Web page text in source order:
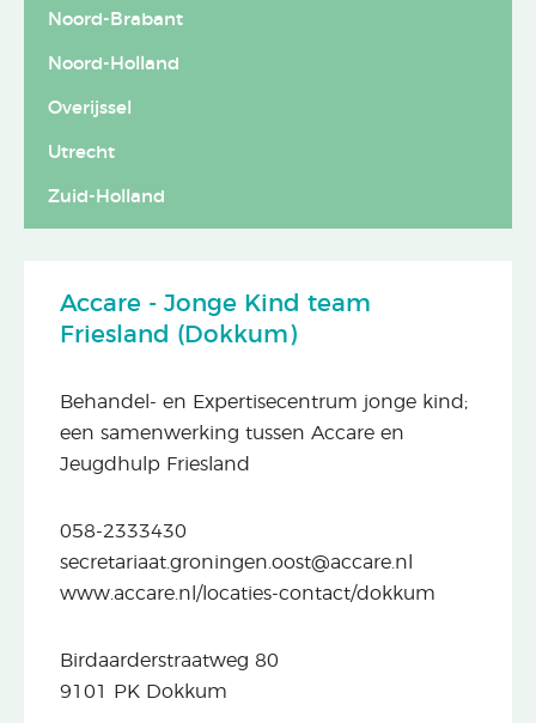
Noord-Brabant
Noord-Holland
Overijssel
Utrecht
Zuid-Holland
Accare - Jonge Kind team
Friesland (Dokkum)
Behandel- en Expertisecentrum jonge kind;
een samenwerking tussen Accare en
Jeugdhulp Friesland
058-2333430
secretariaat.groningen.oost@accare.nl
www.accare.nl/locaties-contact/dokkum
Birdaarderstraatweg 80
9101 PK Dokkum